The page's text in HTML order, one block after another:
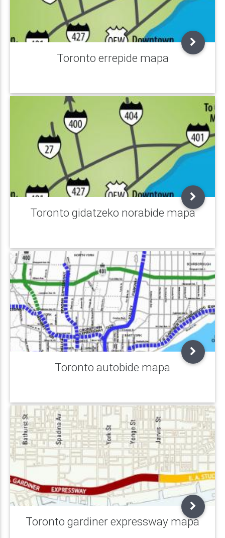
Toronto errepide mapa
Toronto gidatzeko norabide mapa
Toronto autobide mapa
Toronto gardiner expressway mapa